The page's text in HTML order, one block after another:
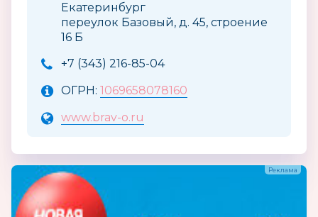
Екатеринбург
переулок Базовый, д. 45, строение
16 Б
+7 (343) 216-85-04
ОГРН: 1069658078160
www.brav-o.ru